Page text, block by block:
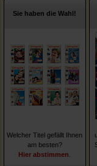
Sie haben die Wahl!
Welcher Titel gefällt Ihnen
am besten?
Hier abstimmen